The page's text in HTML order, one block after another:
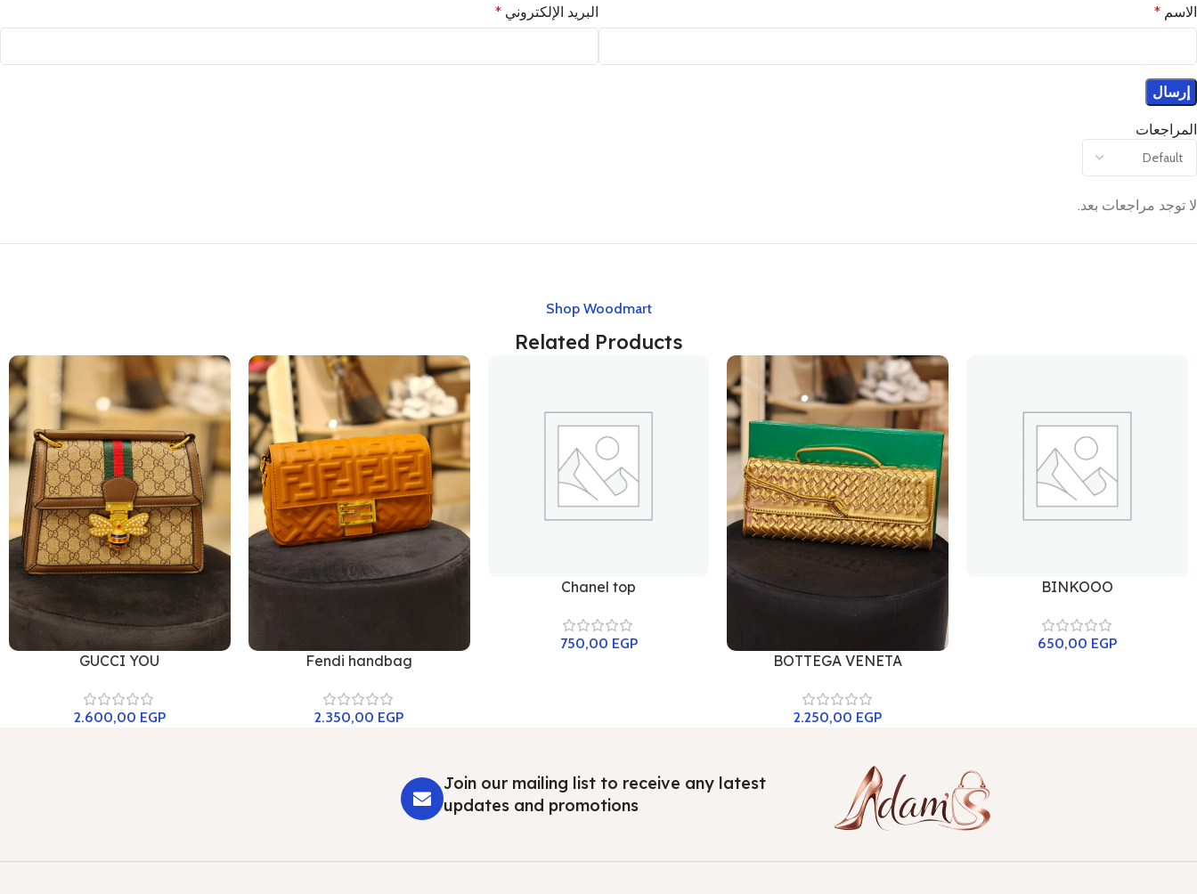
المراجعات
لا توجد مراجعات بعد.
الاسم * البريد الإلكتروني *
Shop Woodmart
Related Products
BINKOOO
650,00 EGP
BOTTEGA VENETA
2.250,00 EGP
Chanel top
750,00 EGP
Fendi handbag
2.350,00 EGP
GUCCI YOU
2.600,00 EGP
Join our mailing list to receive any latest
updates and promotions